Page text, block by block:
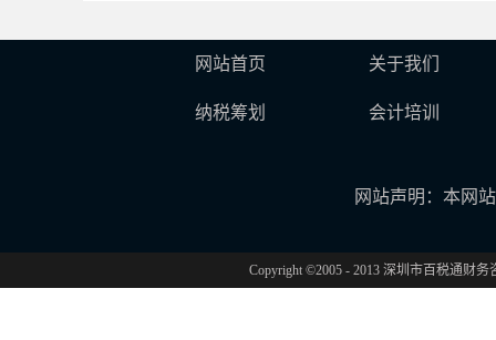
网站首页 关于我们
纳税筹划 会计培训
网站声明：本网
Copyright ©2005 - 2013 深圳市百税通财务